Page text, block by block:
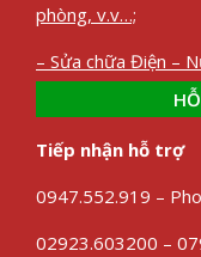
phòng, v.v…;
– Sửa chữa Điện –
Tiếp nhận hỗ trợ
0947.552.919 –
02923.603200 –